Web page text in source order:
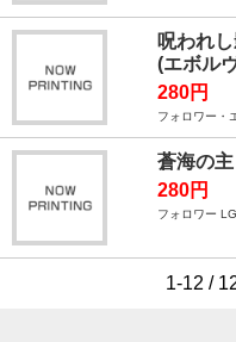
呪われ
(エボル
280円
フォロワー・
蒼海の
280円
フォロワー LG
1-12 /